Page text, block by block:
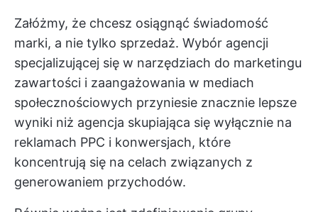
Załóżmy, że chcesz osiągnąć świadomość
marki, a nie tylko sprzedaż. Wybór agencji
specjalizującej się w narzędziach do marketingu
zawartości i zaangażowania w mediach
społecznościowych przyniesie znacznie lepsze
wyniki niż agencja skupiająca się wyłącznie na
reklamach PPC i konwersjach, które
koncentrują się na celach związanych z
generowaniem przychodów.